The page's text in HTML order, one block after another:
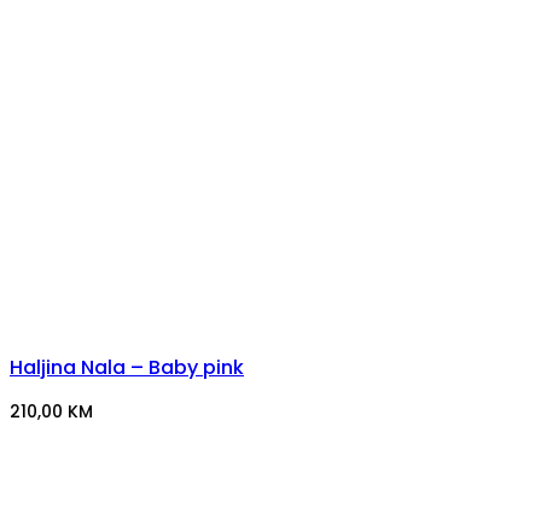
Haljina Nala – Baby pink
210,00 KM